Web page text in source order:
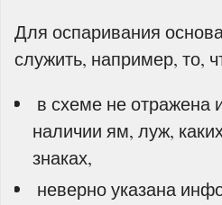
Для оспаривания
служить, например, то,
в схеме не
наличии ям, луж,
знаках,
неверно указана